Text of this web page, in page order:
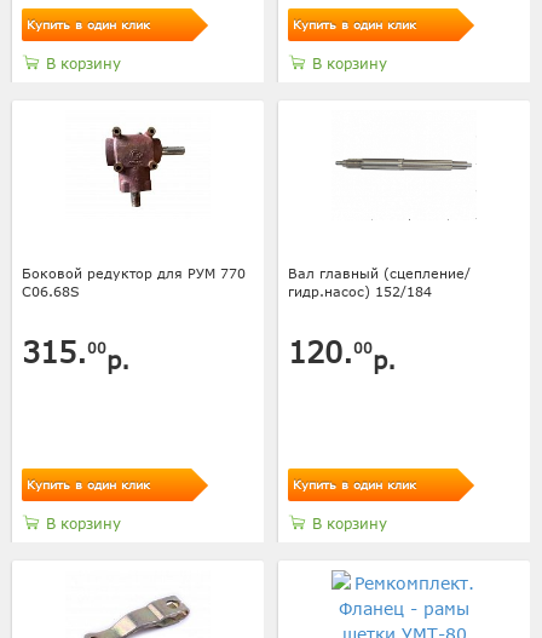
Купить в один клик
В корзину
Купить в один клик
В корзину
Боковой редуктор для РУМ 770
C06.68S
315.00р.
Купить в один клик
В корзину
Вал главный (сцепление/
гидр.насос) 152/184
120.00р.
Купить в один клик
В корзину